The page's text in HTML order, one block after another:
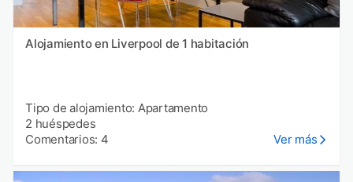
Alojamiento en Liverpool de 1 habitación
Tipo de alojamiento: Apartamento
2 huéspedes
Comentarios: 4
Ver más